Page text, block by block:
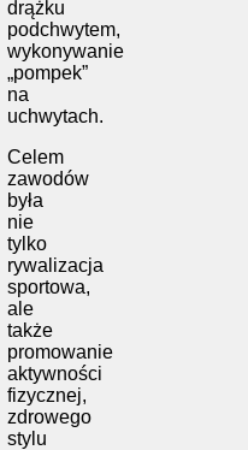
drążku
podchwytem,
wykonywanie
„pompek”
na
uchwytach.
Celem
zawodów
była
nie
tylko
rywalizacja
sportowa,
ale
także
promowanie
aktywności
fizycznej,
zdrowego
stylu